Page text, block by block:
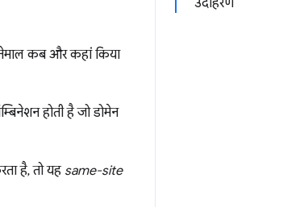
उदाहरण
कब और कहां किया
होती है जो डोमेन
है, तो यह same-site